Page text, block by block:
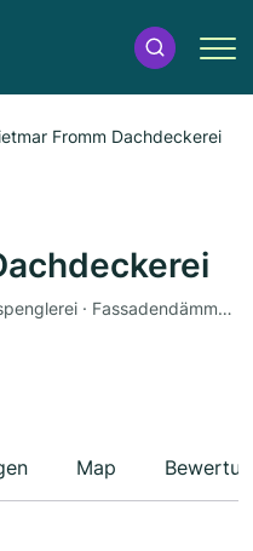
Fromm Dachdeckerei
Bauspenglerei und Zimmerei · Bauspenglerei · Fassadendämmung · Dachbau
Map